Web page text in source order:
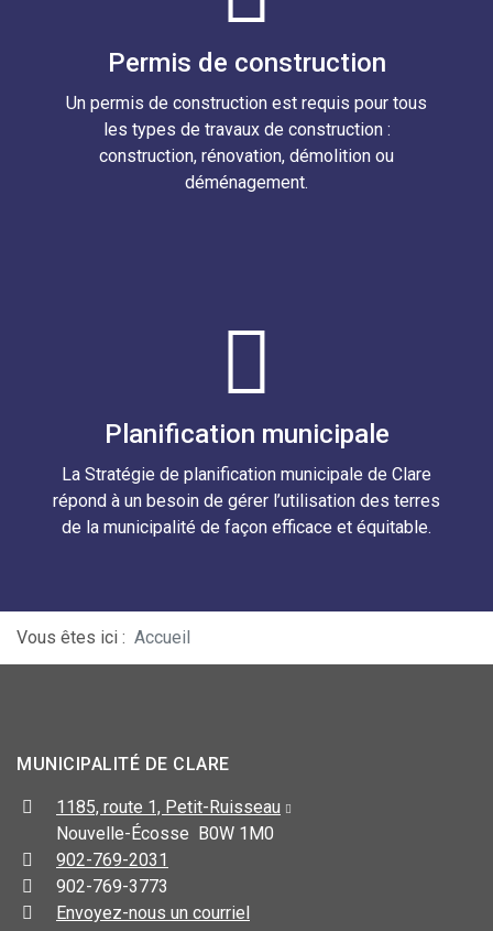
Permis de construction
Un permis de construction est requis pour tous
les types de travaux de construction :
construction, rénovation, démolition ou
déménagement.
Planification municipale
La Stratégie de planification municipale de Clare
répond à un besoin de gérer l’utilisation des terres
de la municipalité de façon efficace et équitable.
Vous êtes ici : Accueil
MUNICIPALITÉ DE CLARE
1185, route 1, Petit-Ruisseau
Nouvelle-Écosse B0W 1M0
902-769-2031
902-769-3773
Envoyez-nous un courriel